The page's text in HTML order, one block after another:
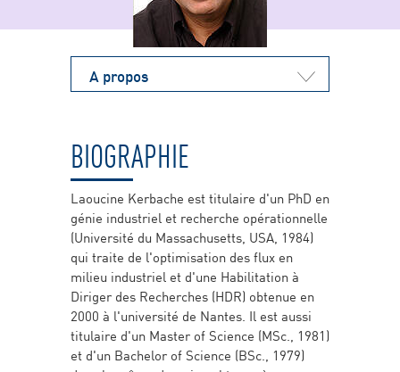
A propos
BIOGRAPHIE
Laoucine Kerbache est titulaire d'un PhD en
génie industriel et recherche opérationnelle
(Université du Massachusetts, USA, 1984)
qui traite de l'optimisation des flux en
milieu industriel et d'une Habilitation à
Diriger des Recherches (HDR) obtenue en
2000 à l'université de Nantes. Il est aussi
titulaire d'un Master of Science (MSc., 1981)
et d'un Bachelor of Science (BSc., 1979)